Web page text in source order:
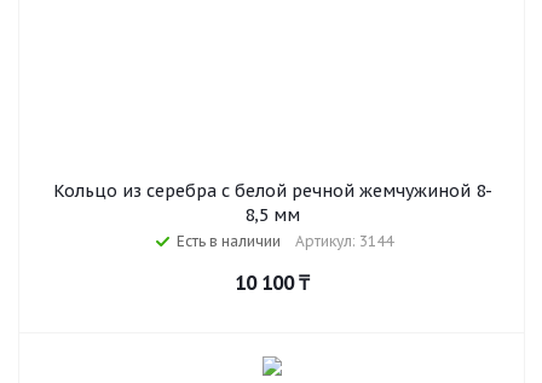
Кольцо из серебра с белой речной жемчужиной 8-
8,5 мм
Есть в наличии Артикул: 3144
10 100₸